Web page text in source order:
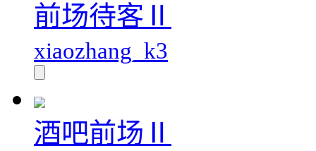
前场待客Ⅱ
xiaozhang_k3
酒吧前场Ⅱ